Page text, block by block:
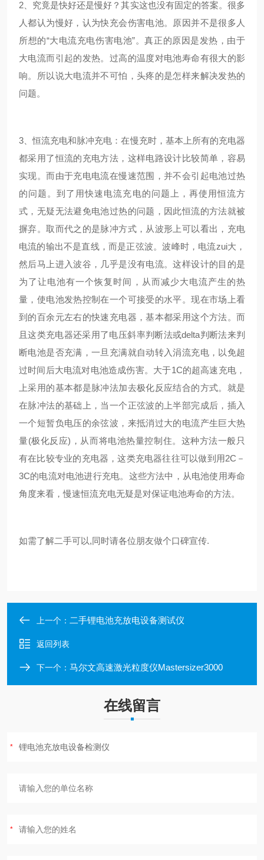
2、究竟是快好还是慢好？其实这也没有固定的答案。很多
人都认为慢好，认为快充会伤害电池。原因并不是很多人
所想的“大电流充电伤害电池”。真正的原因是发热，由于
大电流而引起的发热。过高的温度对电池寿命有很大的影
响。所以说大电流并不可怕，头疼的是怎样来解决发热的
问题。
3、恒流充电和脉冲充电：在慢充时，基本上所有的充电器
都采用了恒流的充电方法，这样电路设计比较简单，容易
实现。而由于充电电流在慢速范围，并不会引起电池过热
的问题。到了用快速电流充电的问题上，再使用恒流方
式，无疑无法避免电池过热的问题，因此恒流的方法就被
摒弃。取而代之的是脉冲方式，从波形上可以看出，充电
电流的输出不是直线，而是正弦波。波峰时，电流zui大，
然后马上进入波谷，几乎是没有电流。这样设计的目的是
为了让电池有一个恢复时间，从而减少大电流产生的热
量，使电池发热控制在一个可接受的水平。现在市场上看
到的百余元左右的快速充电器，基本都采用这个方法。而
且这类充电器还采用了电压斜率判断法或delta判断法来判
断电池是否充满，一旦充满就自动转入涓流充电，以免超
过时间后大电流对电池造成伤害。大于1C的超高速充电，
上采用的基本都是脉冲法加去极化反应结合的方式。就是
在脉冲法的基础上，当一个正弦波的上半部完成后，插入
一个短暂负电压的余弦波，来抵消过大的电流产生巨大热
量(极化反应)，从而将电池热量控制住。这种方法一般只
有在比较专业的充电器，这类充电器往往可以做到用2C－
3C的电流对电池进行充电。这些方法中，从电池使用寿命
角度来看，慢速恒流充电无疑是对保证电池寿命的方法。
如需了解二手可以,同时请各位朋友做个口碑宣传.
上一个： 二手锂电池充放电设备测试仪
返回列表
下一个： 马尔文高速激光粒度仪Mastersizer3000
在线留言